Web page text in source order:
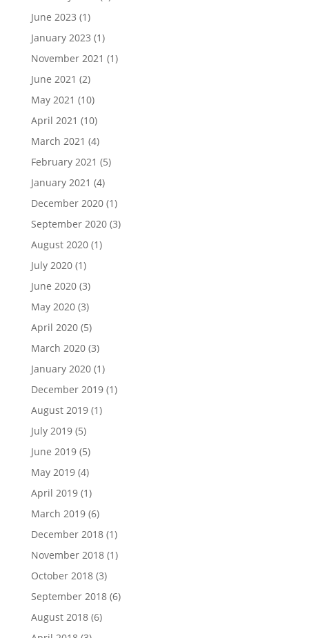
June 2023 (1)
January 2023 (1)
November 2021 (1)
June 2021 (2)
May 2021 (10)
April 2021 (10)
March 2021 (4)
February 2021 (5)
January 2021 (4)
December 2020(1)
September 2020(3)
August 2020(1)
July 2020(1)
June 2020(3)
May 2020(3)
April 2020(5)
March 2020(3)
January 2020(1)
December 2019(1)
August 2019(1)
July 2019(5)
June 2019(5)
May 2019(4)
April 2019(1)
March 2019(6)
December 2018(1)
November 2018(1)
October 2018(3)
September 2018(6)
August 2018(6)